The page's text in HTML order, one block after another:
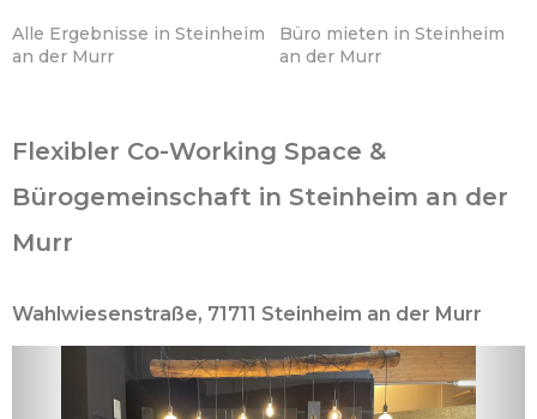
Alle Ergebnisse in Steinheim
an der Murr
Büro mieten in Steinheim
an der Murr
Flexibler Co-Working Space &
Bürogemeinschaft in Steinheim an der
Murr
Wahlwiesenstraße, 71711 Steinheim an der Murr